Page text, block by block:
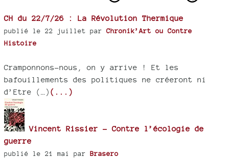
CH du 22/7/26 : La Révolution Thermique
publié le 22 juillet parChronik’Art ou Contre
Histoire
Cramponnons-nous, on y arrive ! Et les
bafouillements des politiques ne créeront ni
d’Etre (…) (...)
Vincent Rissier - Contre l’écologie de
guerre
publié le 21 mai par Brasero